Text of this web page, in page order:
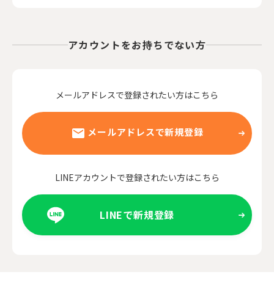
アカウントをお持ちでない方
メールアドレスで登録されたい方はこちら
メールアドレスで新規登録
LINEアカウントで登録されたい方はこちら
LINEで新規登録